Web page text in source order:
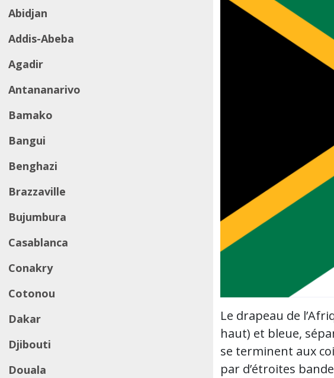
Abidjan
Addis-Abeba
Agadir
Antananarivo
Bamako
Bangui
Benghazi
Brazzaville
Bujumbura
Casablanca
Conakry
Cotonou
Dakar
Djibouti
Douala
Le drapeau de
haut) et bleue,
se terminent aux
par d’étroites